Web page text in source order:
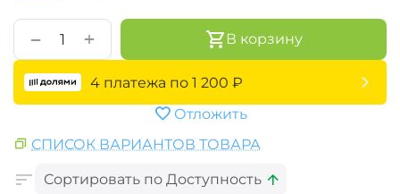
+
− В корзину
4 платежа по 1 200 ₽
Отложить
СПИСОК ВАРИАНТОВ ТОВАРА
Сортировать по Доступность